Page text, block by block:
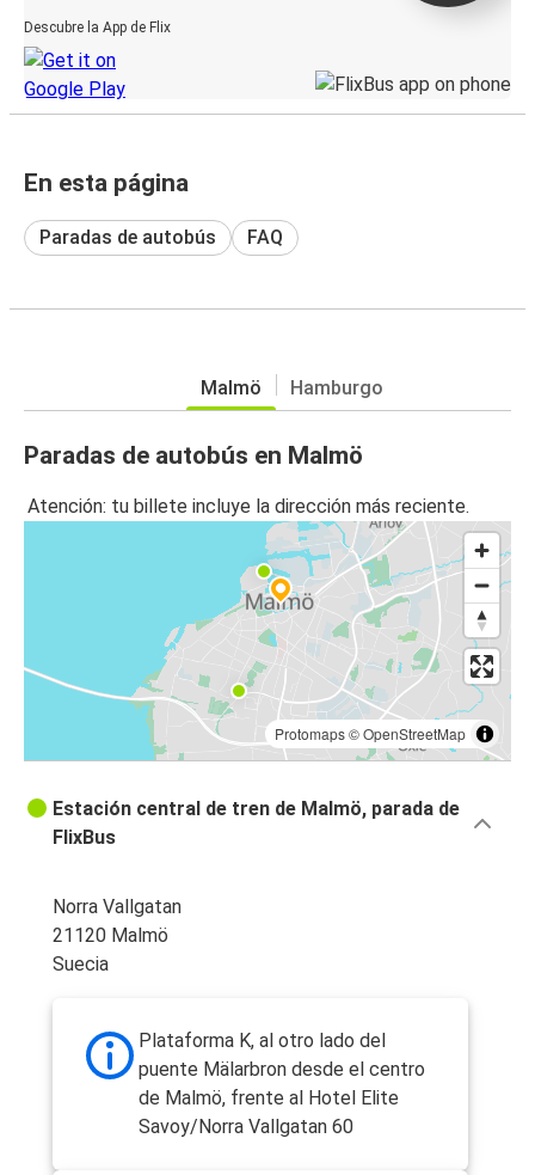
Descubre la App de Flix
En esta página
Paradas de autobús FAQ
Malmö Hamburgo
Paradas de autobús en Malmö
Atención: tu billete incluye la dirección más reciente.
Protomaps©OpenStreetMap
Estación central de tren de Malmö, parada de
FlixBus
Norra Vallgatan
21120 Malmö
Suecia
Plataforma K, al otro lado del
puente Mälarbron desde el centro
de Malmö, frente al Hotel Elite
Savoy/Norra Vallgatan 60